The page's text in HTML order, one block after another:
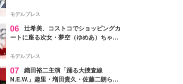
モデルプレス
06 辻希美、コストコでショッピングカ
ートに座る次女・夢空（ゆめあ）ちゃん
ぎ」「成長を感じる」の声
モデルプレス
07 織田裕二主演「踊る大捜査線
N.E.W.」趣里・増田貴久・佐藤二朗ら新